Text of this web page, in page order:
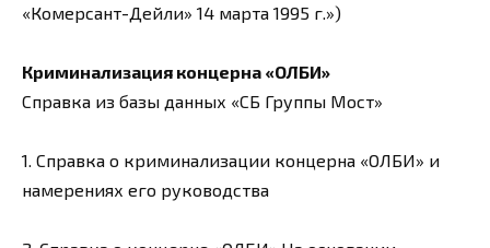
«Комерсант-Дейли» 14 марта 1995 г.»)
Криминализация концерна «ОЛБИ»
Справка из базы данных «СБ Группы Мост»
1. Справка о криминализации концерна «ОЛБИ» и
намерениях его руководства